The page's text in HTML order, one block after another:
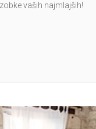
vaših najmlajših!